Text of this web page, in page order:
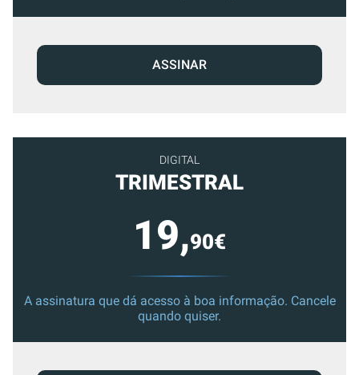
ASSINAR
DIGITAL
TRIMESTRAL
19,90€
A assinatura que dá acesso à boa informação. Cancele
quando quiser.